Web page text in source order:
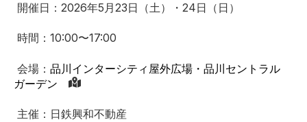
開催日：2026年5月23日（土）・24日（日）
時間：10:00〜17:00
会場： 品川インターシティ屋外広場・品川セントラル
ガーデン
主催：日鉄興和不動産